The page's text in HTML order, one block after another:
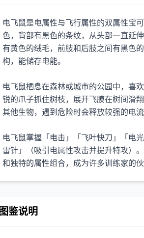
电飞鼠是电属性与飞行属性的双属性宝
色，背部有黑色的条纹，从头部一直延
有黄色的绒毛，前肢和后肢之间有黑色
构，能储存电能。
电飞鼠栖息在森林或城市的公园中，喜
锐的爪子抓住树枝，展开飞膜在树间滑
其他生物，遇到危险时会释放较强的电
电飞鼠掌握「电击」「飞叶快刀」「电
雷针」（吸引电属性攻击并提升特攻）
和独特的属性组合，成为许多训练家的
图鉴说明